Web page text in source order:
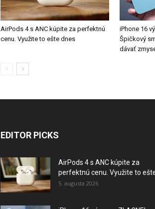
AirPods 4 s ANC kúpite za perfektnú
cenu. Využite to ešte dnes
iPhone 16
Špičkový
dávať
EDITOR PICKS
AirPods 4 s ANC kúpite za
perfektnú cenu. Využite to
5. augusta 2026